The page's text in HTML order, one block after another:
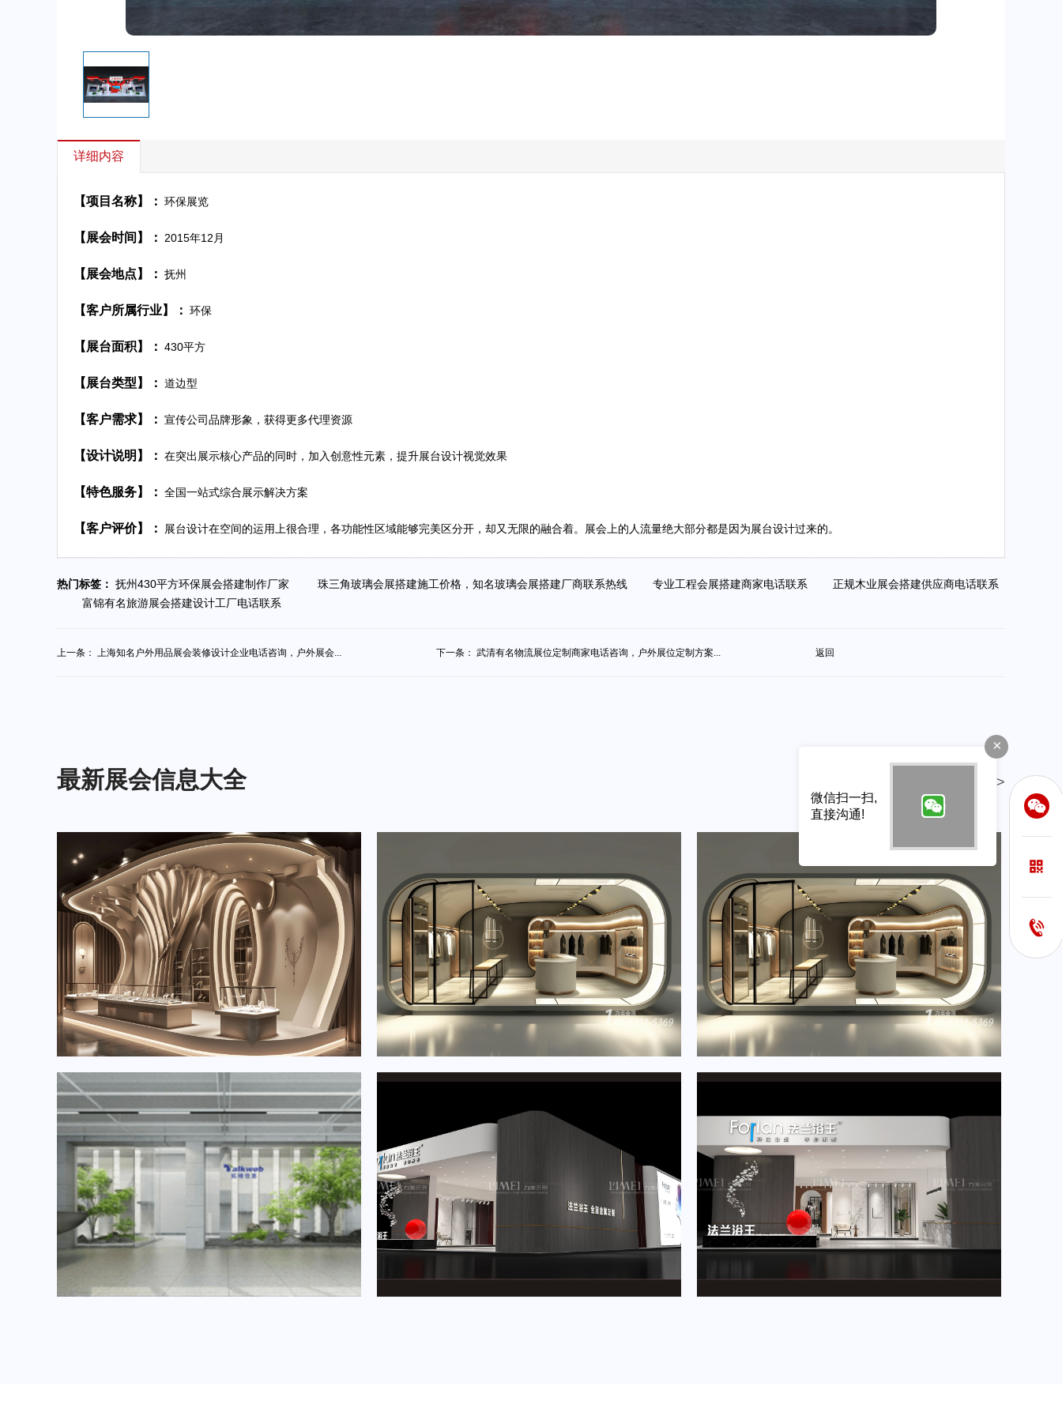
详细内容
【项目名称】： 环保展览
【展会时间】： 2015年12月
【展会地点】： 抚州
【客户所属行业】： 环保
【展台面积】： 430平方
【展台类型】： 道边型
【客户需求】： 宣传公司品牌形象，获得更多代理资源
【设计说明】： 在突出展示核心产品的同时，加入创意性元素，提升展台设计视觉效果
【特色服务】： 全国一站式综合展示解决方案
【客户评价】： 展台设计在空间的运用上很合理，各功能性区域能够完美区分开，却又无限的融合着。展会上的人流量绝大部分都是因为展台设计过来的。
热门标签： 抚州430平方环保展会搭建制作厂家 珠三角玻璃会展搭建施工价格，知名玻璃会展搭建厂商联系热线 专业工程会展搭建商家电话联系
正规木业展会搭建供应商电话联系
富锦有名旅游展会搭建设计工厂电话联系
上一条： 上海知名户外用品展会装修设计企业电话咨询，户外展会... 下一条： 武清有名物流展位定制商家电话咨询，户外展位定制方案... 返回
最新展会信息大全 查看更多>
2024年6月重要展会排期信息，展会策划展台设计搭建公司推荐 2024年4月重要展会排期信息，展会展台设计搭建公司推荐
×
微信扫一扫,
直接沟通!